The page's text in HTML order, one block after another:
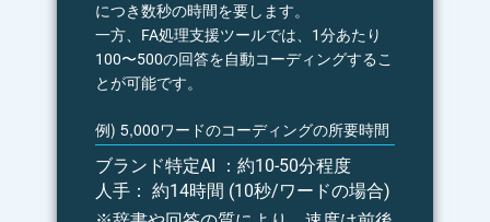
につき数秒の時間を要します。
一方、FA処理支援ツールでは、1分あたり
100〜500の回答を自動コーディングするこ
とが可能です。
例) 5,000ワードのコーディングの所要時間
ブランド特定AI ： 約10-50分程度
人手 ： 約14時間 (10秒/ワードの場合)